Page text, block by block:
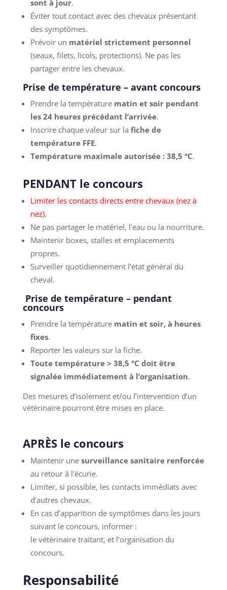
sont à jour.
Éviter tout contact avec des chevaux présentant
des symptômes.
Prévoir un matériel strictement personnel
(seaux, filets, licols, protections). Ne pas les
partager entre les chevaux.
Prise de température – avant concours
Prendre la température matin et soir pendant
les 24 heures précédant l’arrivée.
Inscrire chaque valeur sur la fiche de
température FFE.
Température maximale autorisée : 38,5 °C.
PENDANT le concours
Limiter les contacts directs entre chevaux (nez à
nez).
Ne pas partager le matériel, l’eau ou la nourriture.
Maintenir boxes, stalles et emplacements
propres.
Surveiller quotidiennement l’état général du
cheval.
Prise de température – pendant
concours
Prendre la température matin et soir, à heures
fixes.
Reporter les valeurs sur la fiche.
Toute température > 38,5 °C doit être
signalée immédiatement à l’organisation.
Des mesures d’isolement et/ou l’intervention d’un
vétérinaire pourront être mises en place.
APRÈS le concours
Maintenir une surveillance sanitaire renforcée
au retour à l’écurie.
Limiter, si possible, les contacts immédiats avec
d’autres chevaux.
En cas d’apparition de symptômes dans les jours
suivant le concours, informer :
le vétérinaire traitant, et l’organisation du
concours.
Responsabilité